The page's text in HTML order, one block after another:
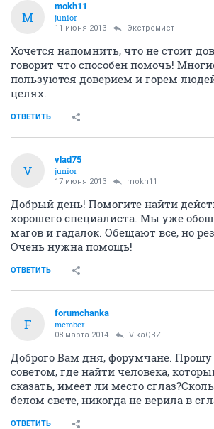
M
mokh11
junior
11 июня 2013 Экстремист
Хочется напомнить, что не стоит
говорит что способен помочь!
пользуются доверием и горем
целях.
ОТВЕТИТЬ
V
vlad75
junior
17 июня 2013 mokh11
Добрый день! Помогите найти
хорошего специалиста. Мы уже
магов и гадалок. Обещают все, но
Очень нужна помощь!
ОТВЕТИТЬ
F
forumchanka
member
08 марта 2014 VikaQBZ
Доброго Вам дня, форумчане.
советом, где найти человека,
сказать, имеет ли место
белом свете, никогда не верила в
ОТВЕТИТЬ